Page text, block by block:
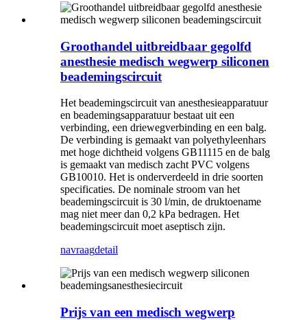
Groothandel uitbreidbaar gegolfd
anesthesie medisch wegwerp siliconen
beademingscircuit
Het beademingscircuit van anesthesieapparatuur
en beademingsapparatuur bestaat uit een
verbinding, een driewegverbinding en een balg.
De verbinding is gemaakt van polyethyleenhars
met hoge dichtheid volgens GB11115 en de balg
is gemaakt van medisch zacht PVC volgens
GB10010. Het is onderverdeeld in drie soorten
specificaties. De nominale stroom van het
beademingscircuit is 30 l/min, de druktoename
mag niet meer dan 0,2 kPa bedragen. Het
beademingscircuit moet aseptisch zijn.
navraagdetail
Prijs van een medisch wegwerp